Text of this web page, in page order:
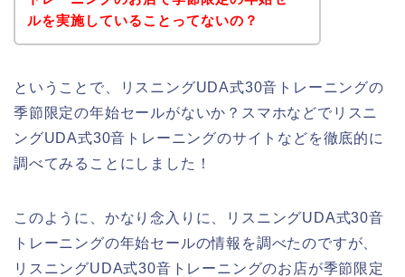
ルを実施していることってないの？
ということで、リスニングUDA式30音トレーニングの
季節限定の年始セールがないか？スマホなどでリスニ
ングUDA式30音トレーニングのサイトなどを徹底的に
調べてみることにしました！
このように、かなり念入りに、リスニングUDA式30音
トレーニングの年始セールの情報を調べたのですが、
リスニングUDA式30音トレーニングのお店が季節限定